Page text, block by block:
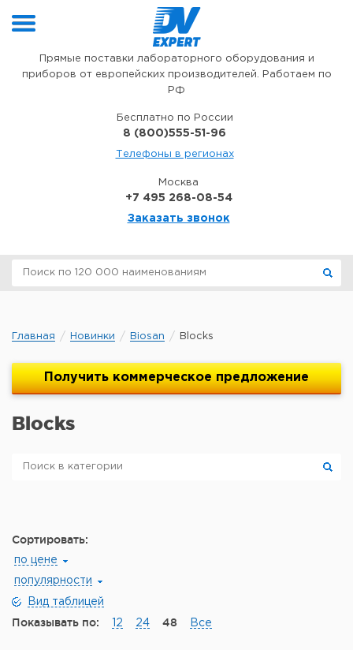
Прямые поставки лабораторного оборудования и
приборов от европейских производителей. Работаем по
РФ
Бесплатно по России
8 (800)555-51-96
Телефоны в регионах
Москва
+7 495 268-08-54
Заказать звонок
Главная Новинки Biosan Blocks
Получить коммерческое предложение
Blocks
Сортировать:
по цене
популярности
Вид таблицей
Показывать по: 12 24 48 Все